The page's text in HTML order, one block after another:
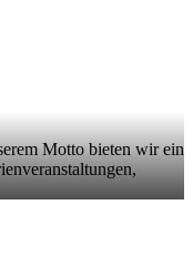
Motto bieten wir ein